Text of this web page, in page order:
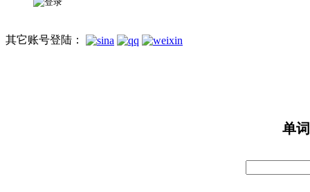
其它账号登陆：
单